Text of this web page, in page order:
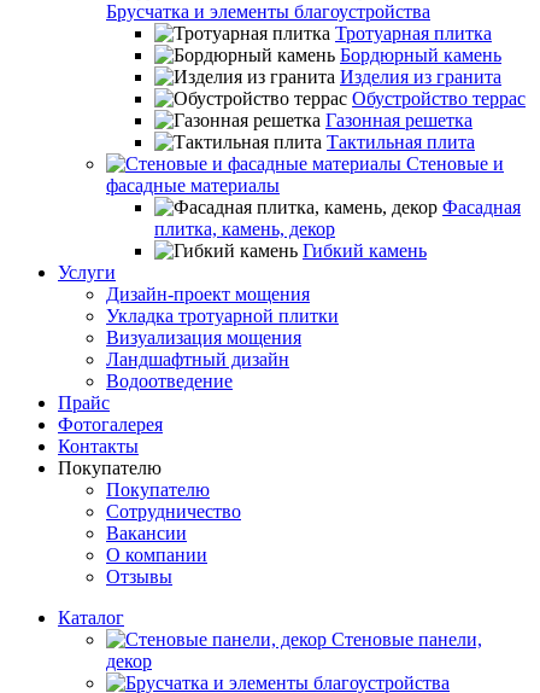
Брусчатка и элементы благоустройства
Тротуарная плитка
Бордюрный камень
Изделия из гранита
Обустройство террас
Газонная решетка
Тактильная плита
Стеновые и
фасадные материалы
Фасадная
плитка, камень, декор
Гибкий камень
Услуги
Дизайн-проект мощения
Укладка тротуарной плитки
Визуализация мощения
Ландшафтный дизайн
Водоотведение
Прайс
Фотогалерея
Контакты
Покупателю
Покупателю
Сотрудничество
Вакансии
О компании
Отзывы
Каталог
Стеновые панели,
декор